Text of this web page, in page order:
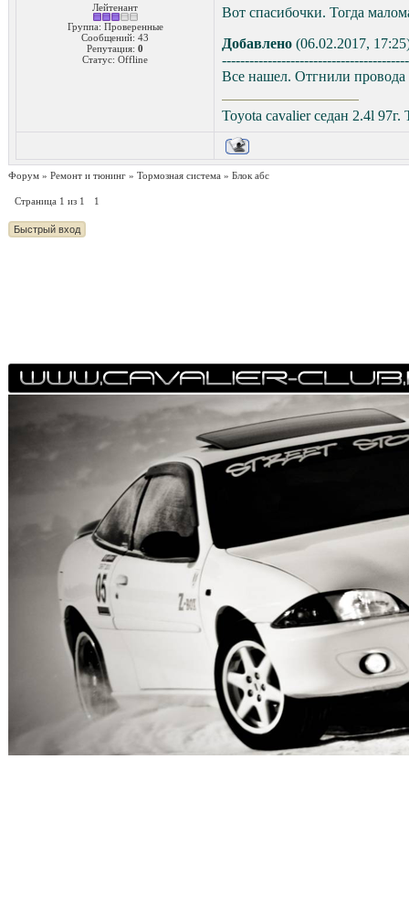
Лейтенант
Группа: Проверенные
Сообщений: 43
Репутация: 0
Статус: Offline
Вот спасибочки. Тогда
Добавлено (06.02.2017,
Все нашел. Отгнили провода
Toyota cavalier седан 2.4l 97г.
Форум » Ремонт и тюнинг » Тормозная система » Блок абс
Страница 1 из 1 1